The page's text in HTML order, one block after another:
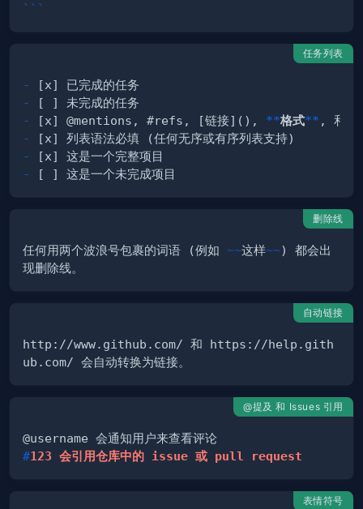
```
任务列表
-
-
-
[x] @mentions, #refs, [链接](), **格式** , 和
-
-
-
删除线
任何用两个波浪号包裹的词语 (例如 ~~这样~~) 都会出
自动链接
http://www.github.com/ 和 https://help.gith
@提及 和 Issues 引用
#123 会引用仓库中的 issue 或 pull request
表情符号